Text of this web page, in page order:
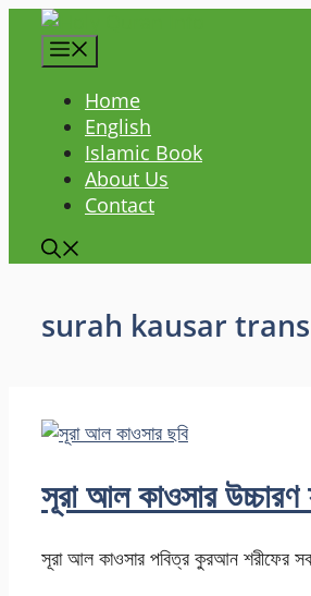
Skip
content
Home
English
Islamic Book
About Us
Contact
surah kausar
সূরা আল কাওসার
সূরা আল কাওসার পবিত্র কুরআন শরীফের